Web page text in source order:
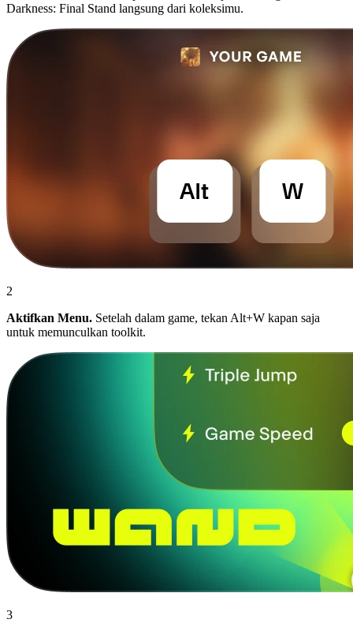
Darkness: Final Stand langsung dari koleksimu.
2
Aktifkan Menu. Setelah dalam game, tekan Alt+W kapan saja
untuk memunculkan toolkit.
3